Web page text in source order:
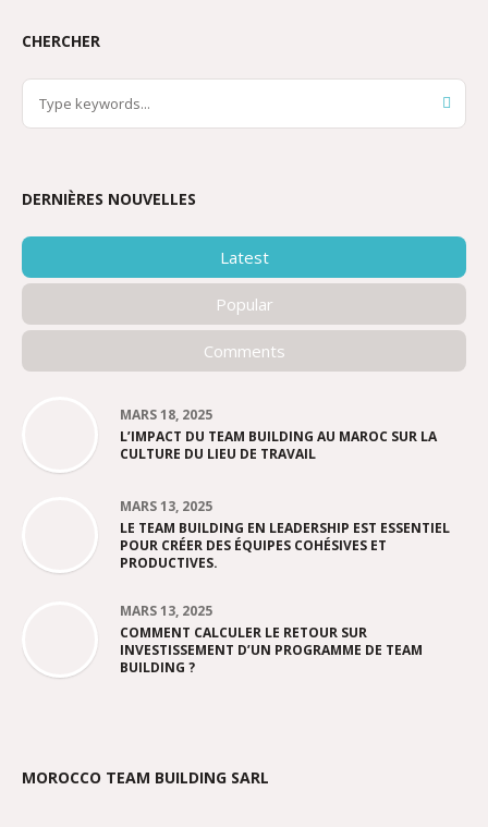
CHERCHER
DERNIÈRES NOUVELLES
Latest
Popular
Comments
MARS 18, 2025
L’IMPACT DU TEAM BUILDING AU MAROC SUR LA
CULTURE DU LIEU DE TRAVAIL
MARS 13, 2025
LE TEAM BUILDING EN LEADERSHIP EST ESSENTIEL
POUR CRÉER DES ÉQUIPES COHÉSIVES ET
PRODUCTIVES.
MARS 13, 2025
COMMENT CALCULER LE RETOUR SUR
INVESTISSEMENT D’UN PROGRAMME DE TEAM
BUILDING ?
MOROCCO TEAM BUILDING SARL